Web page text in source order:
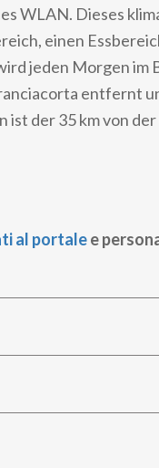
WLAN. Dieses
einen
jeden Morgen im
entfernt
ist der 35 km von
al portalee